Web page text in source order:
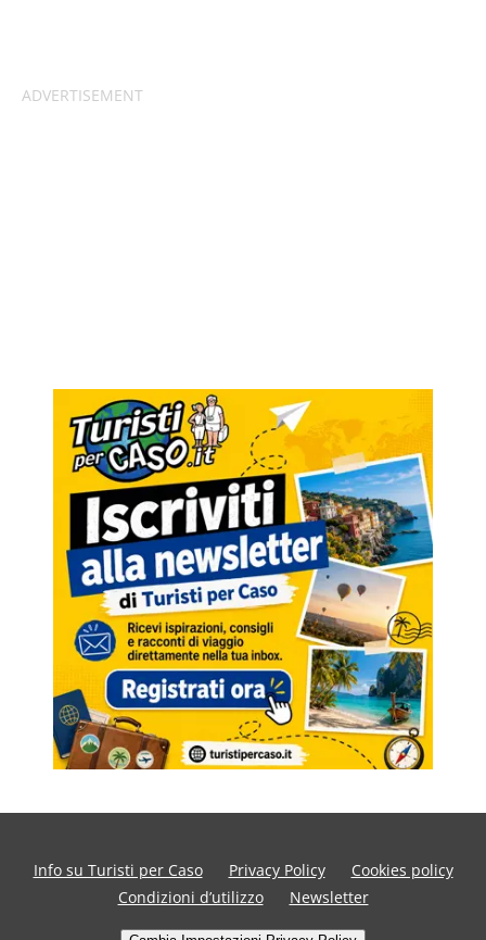
Info su Turisti per Caso Privacy Policy
Cookies policy
Condizioni d’utilizzo
Newsletter